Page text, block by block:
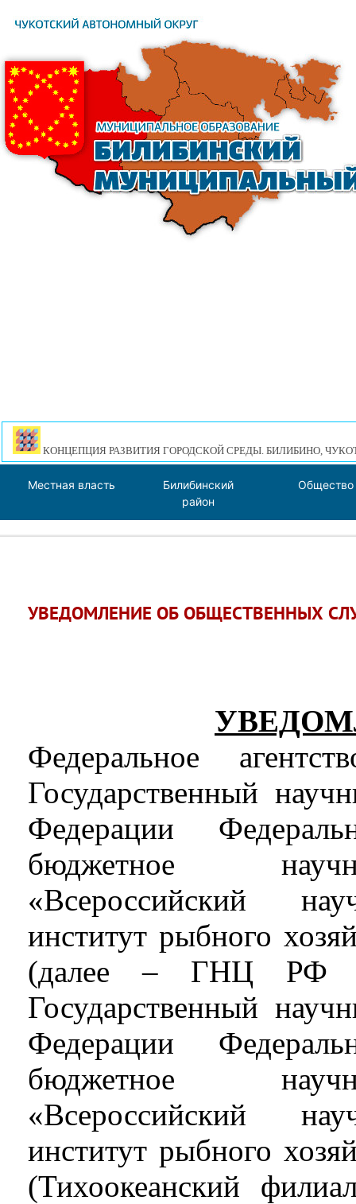
КОНЦЕПЦИЯ РАЗВИТИЯ ГОРОДСКОЙ СРЕДЫ. БИЛИБИНО,
Местная власть
Билибинский
район
Общество
УВЕДОМЛЕНИЕ ОБ ОБЩЕСТВЕННЫХ
Федеральное
Государственный
Федерации
бюджетное
«Всероссийский
институт рыбного
(далее – ГНЦ РФ
Государственный
Федерации
бюджетное
«Всероссийский
институт рыбного
(Тихоокеанский